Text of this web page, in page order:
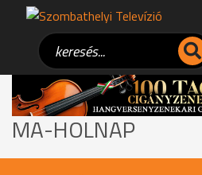
MA-HOLNAP